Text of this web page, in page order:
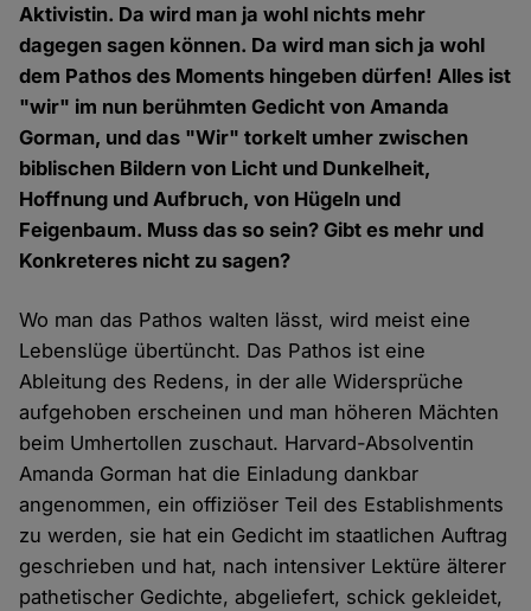
Aktivistin. Da wird man ja wohl nichts mehr
dagegen sagen können. Da wird man sich ja wohl
dem Pathos des Moments hingeben dürfen! Alles ist
"wir" im nun berühmten Gedicht von Amanda
Gorman, und das "Wir" torkelt umher zwischen
biblischen Bildern von Licht und Dunkelheit,
Hoffnung und Aufbruch, von Hügeln und
Feigenbaum. Muss das so sein? Gibt es mehr und
Konkreteres nicht zu sagen?
Wo man das Pathos walten lässt, wird meist eine
Lebenslüge übertüncht. Das Pathos ist eine
Ableitung des Redens, in der alle Widersprüche
aufgehoben erscheinen und man höheren Mächten
beim Umhertollen zuschaut. Harvard-Absolventin
Amanda Gorman hat die Einladung dankbar
angenommen, ein offiziöser Teil des Establishments
zu werden, sie hat ein Gedicht im staatlichen Auftrag
geschrieben und hat, nach intensiver Lektüre älterer
pathetischer Gedichte, abgeliefert, schick gekleidet,